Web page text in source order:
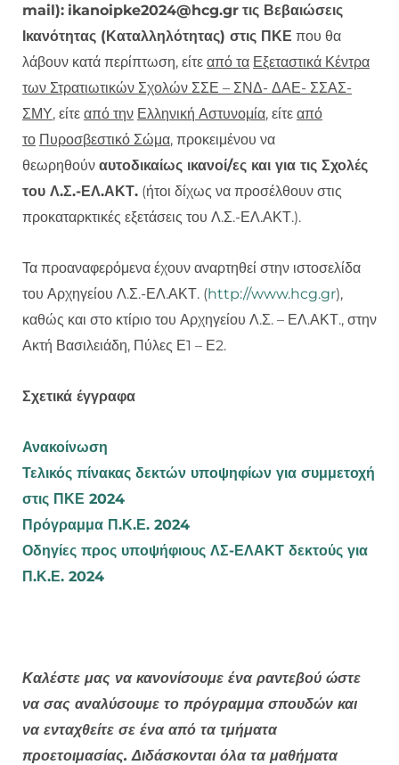
mail): ikanoipke2024@hcg.gr τις Βεβαιώσεις
Ικανότητας (Καταλληλότητας) στις ΠΚΕ που θα
λάβουν κατά περίπτωση, είτε από τα Εξεταστικά Κέντρα
των Στρατιωτικών Σχολών ΣΣΕ – ΣΝΔ- ΔΑΕ- ΣΣΑΣ-
ΣΜΥ, είτε από την Ελληνική Αστυνομία, είτε από
το Πυροσβεστικό Σώμα, προκειμένου να
θεωρηθούν αυτοδικαίως ικανοί/ες και για τις Σχολές
του Λ.Σ.-ΕΛ.ΑΚΤ. (ήτοι δίχως να προσέλθουν στις
προκαταρκτικές εξετάσεις του Λ.Σ.-ΕΛ.ΑΚΤ.).
Τα προαναφερόμενα έχουν αναρτηθεί στην ιστοσελίδα
του Αρχηγείου Λ.Σ.-ΕΛ.ΑΚΤ. (http://www.hcg.gr),
καθώς και στο κτίριο του Αρχηγείου Λ.Σ. – ΕΛ.ΑΚΤ., στην
Ακτή Βασιλειάδη, Πύλες Ε1 – Ε2.
Σχετικά έγγραφα
Ανακοίνωση
Τελικός πίνακας δεκτών υποψηφίων για συμμετοχή
στις ΠΚΕ 2024
Πρόγραμμα Π.Κ.Ε. 2024
Οδηγίες προς υποψήφιους ΛΣ-ΕΛΑΚΤ δεκτούς για
Π.Κ.Ε. 2024
Καλέστε μας να κανονίσουμε ένα ραντεβού ώστε
να σας αναλύσουμε το πρόγραμμα σπουδών και
να ενταχθείτε σε ένα από τα τμήματα
προετοιμασίας. Διδάσκονται όλα τα μαθήματα